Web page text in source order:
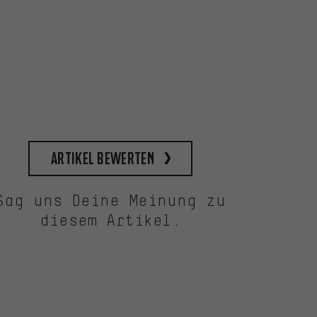
Artikel bewerten
uns Deine Meinung zu
diesem Artikel.